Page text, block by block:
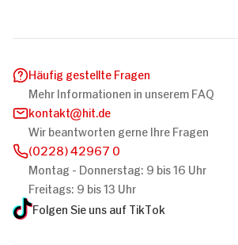
Häufig gestellte Fragen
Mehr Informationen in unserem FAQ
kontakt
hit.de
Wir beantworten gerne Ihre Fragen
(0228) 42967 0
Montag - Donnerstag: 9 bis 16 Uhr
Freitags: 9 bis 13 Uhr
Folgen Sie uns auf TikTok